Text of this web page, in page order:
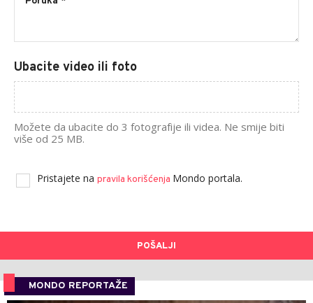
Ubacite video ili foto
Možete da ubacite do 3 fotografije ili videa. Ne smije biti
više od 25 MB.
Pristajete na pravila korišćenja Mondo portala.
POŠALJI
MONDO REPORTAŽE